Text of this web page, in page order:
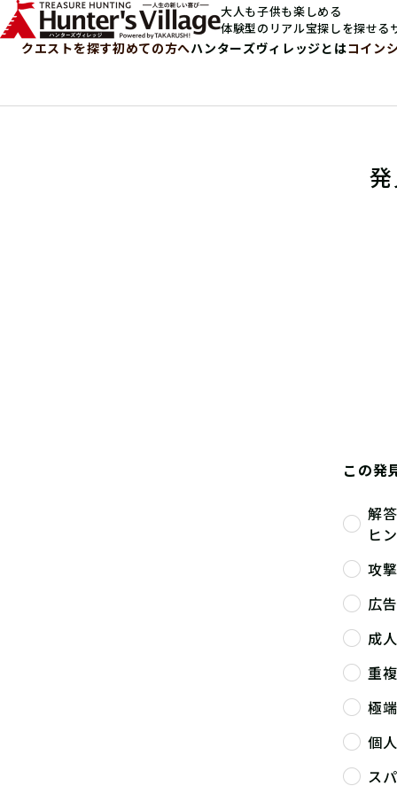
大人も子供も楽しめる
体験型のリアル宝探しを探せる
クエストを探す初めての方へハンターズヴィレッジとはコイン
この発
解
ヒ
攻
広
成
重
極
個
ス